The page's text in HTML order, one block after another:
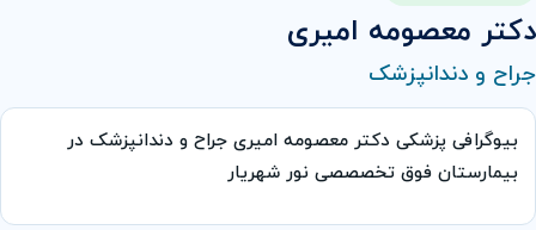
دکتر معصومه امیری
جراح و دندانپزشک
بیوگرافی پزشکی دکتر معصومه امیری جراح و دندانپزشک در
بیمارستان فوق تخصصصی نور شهریار